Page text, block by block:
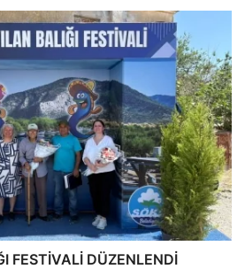
FESTİVALİ DÜZENLENDİ